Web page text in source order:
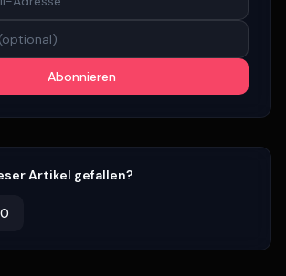
Abonnieren
Artikel gefallen?
0